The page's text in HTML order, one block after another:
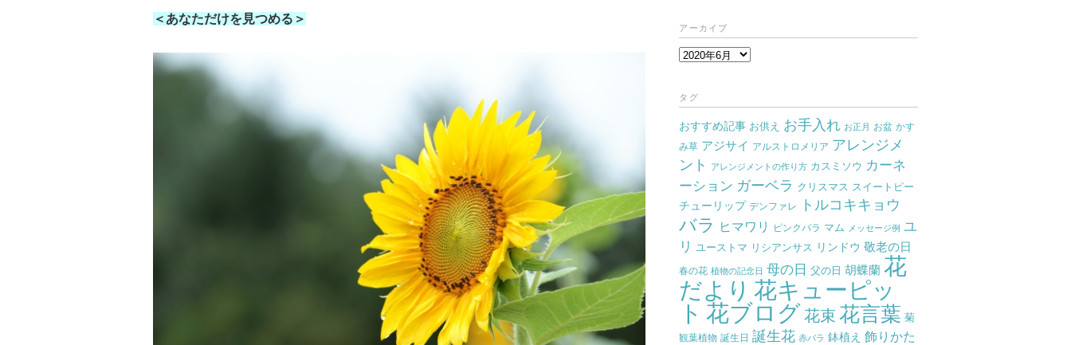
＜あなただけを見つめる＞
アーカイブ
ア
イ
ブ
タグ
おすすめ記事 お供え お手入れ お正月 お盆 かす
み草 アジサイ アルストロメリア アレンジメ
ント
アレンジメントの作り方 カスミソウ カーネ
ーション ガーベラ クリスマス スイートピー
チューリップ デンファレ トルコキキョウ
バラ ヒマワリ ピンクバラ マム メッセージ例 ユ
リ ユーストマ リシアンサス リンドウ 敬老の日
春の花 植物の記念日 母の日 父の日 胡蝶蘭 花
だより 花キューピッ
ト 花ブログ 花束 花言葉 菊
観葉植物 誕生日 誕生花 赤バラ 鉢植え 飾りかた